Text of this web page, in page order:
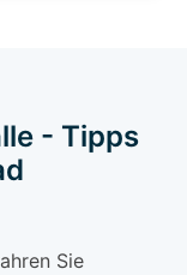
- Tipps
Sie